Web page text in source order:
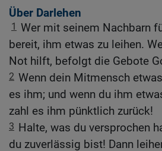
Über Darlehen
1 Wer mit seinem Nachbarn
bereit, ihm etwas zu leihen.
Not hilft, befolgt die Gebote
2 Wenn dein Mitmensch
es ihm; und wenn du ihm
zahl es ihm pünktlich zurück!
3 Halte, was du versprochen
du zuverlässig bist! Dann